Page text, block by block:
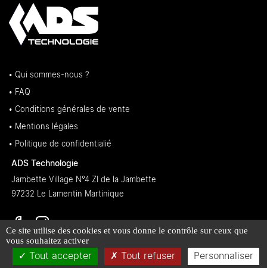
• Qui sommes-nous ?
• FAQ
• Conditions générales de vente
• Mentions légales
• Politique de confidentialié
ADS Technologie
Jambette Village N°4 ZI de la Jambette
97232 Le Lamentin Martinique
Ce site utilise des cookies et vous donne le contrôle sur ceux que
vous souhaitez activer
Tout accepter
Tout refuser Personnaliser